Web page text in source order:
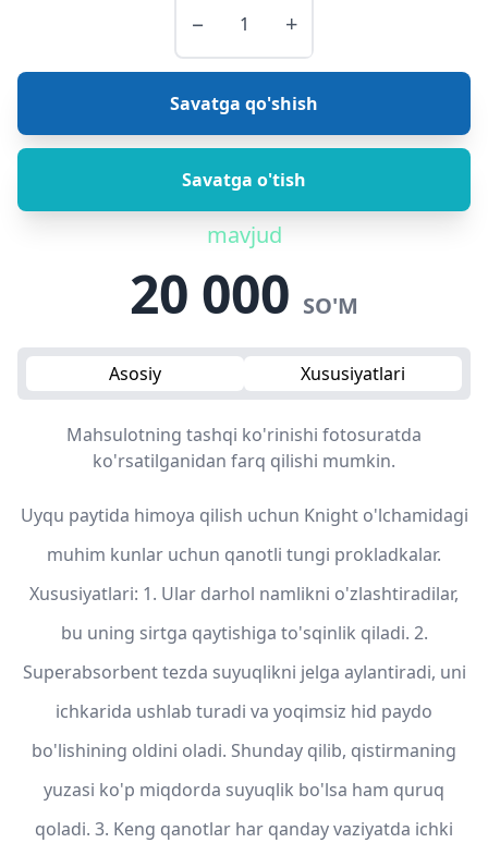
− +
Savatga qo'shish
Savatga o'tish
mavjud
20 000 SO'M
Asosiy Xususiyatlari
Mahsulotning tashqi ko'rinishi fotosuratda
ko'rsatilganidan farq qilishi mumkin.
Uyqu paytida himoya qilish uchun Knight o'lchamidagi
muhim kunlar uchun qanotli tungi prokladkalar.
Xususiyatlari: 1. Ular darhol namlikni o'zlashtiradilar,
bu uning sirtga qaytishiga to'sqinlik qiladi. 2.
Superabsorbent tezda suyuqlikni jelga aylantiradi, uni
ichkarida ushlab turadi va yoqimsiz hid paydo
bo'lishining oldini oladi. Shunday qilib, qistirmaning
yuzasi ko'p miqdorda suyuqlik bo'lsa ham quruq
qoladi. 3. Keng qanotlar har qanday vaziyatda ichki